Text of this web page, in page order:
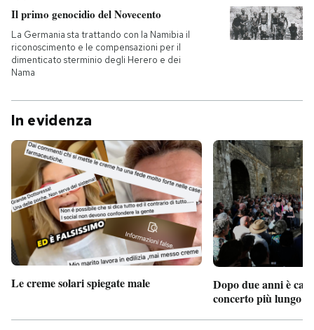
Il primo genocidio del Novecento
La Germania sta trattando con la Namibia il
riconoscimento e le compensazioni per il
dimenticato sterminio degli Herero e dei
Nama
In evidenza
Le creme solari spiegate male
Dopo due anni è
concerto più lungo